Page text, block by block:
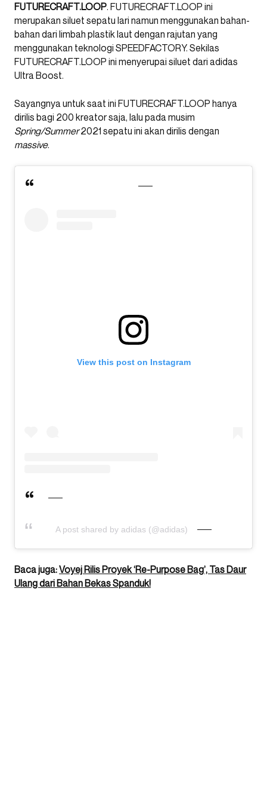
FUTURECRAFT.LOOP. FUTURECRAFT.LOOP ini
merupakan siluet sepatu lari namun menggunakan bahan-
bahan dari limbah plastik laut dengan rajutan yang
menggunakan teknologi SPEEDFACTORY. Sekilas
FUTURECRAFT.LOOP ini menyerupai siluet dari adidas
Ultra Boost.
Sayangnya untuk saat ini FUTURECRAFT.LOOP hanya
dirilis bagi 200 kreator saja, lalu pada musim
Spring/Summer2021 sepatu ini akan dirilis dengan
massive.
View this post on Instagram
A post shared by adidas (@adidas)
Baca juga:Voyej Rilis Proyek ‘Re-Purpose Bag’, Tas Daur
Ulang dari Bahan Bekas Spanduk!